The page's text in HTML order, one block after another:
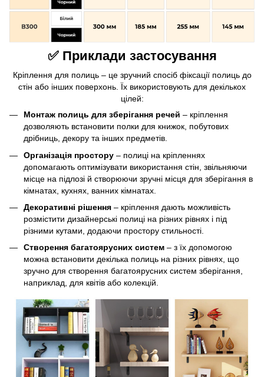
✅ Приклади застосування
Кріплення для полиць – це зручний спосіб фіксації полиць до
стін або інших поверхонь. Їх використовують для декількох
цілей:
Монтаж полиць для зберігання речей – кріплення
дозволяють встановити полки для книжок, побутових
дрібниць, декору та інших предметів.
Організація простору – полиці на кріпленнях
допомагають оптимізувати використання стін, звільняючи
місце на підлозі й створюючи зручні місця для зберігання в
кімнатах, кухнях, ванних кімнатах.
Декоративні рішення – кріплення дають можливість
розмістити дизайнерські полиці на різних рівнях і під
різними кутами, додаючи простору стильності.
Створення багатоярусних систем – з їх допомогою
можна встановити декілька полиць на різних рівнях, що
зручно для створення багатоярусних систем зберігання,
наприклад, для квітів або колекцій.